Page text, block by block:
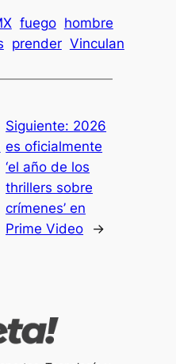
fuego hombre
prender Vinculan
Siguiente: 2026
es oficialmente
‘el año de los
thrillers sobre
crímenes’ en
Prime Video
→